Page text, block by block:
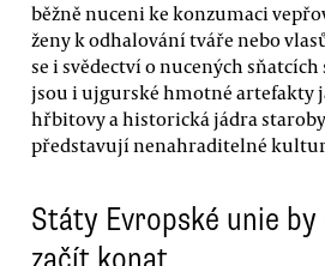
běžně nuceni ke konzumaci
ženy k odhalování tváře nebo
se i svědectví o nucených sňatcích
jsou i ujgurské hmotné artefakty
hřbitovy a historická jádra
představují nenahraditelné
Státy Evropské unie by